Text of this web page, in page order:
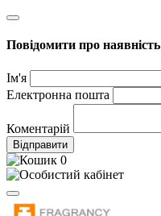
Повідомити про наявність
Ім'я
Електронна пошта
Коментарій
Відправити
0